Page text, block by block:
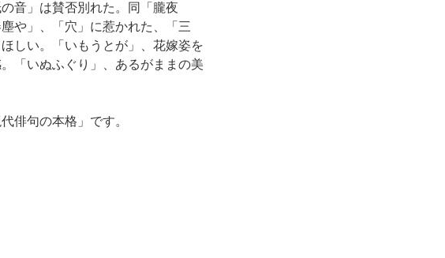
音」は賛否別れた。同「朧夜
や」、「穴」に惹かれた、「三
しい。「いもうとが」、花嫁姿を
「いぬふぐり」、あるがままの美
俳句の本格」です。